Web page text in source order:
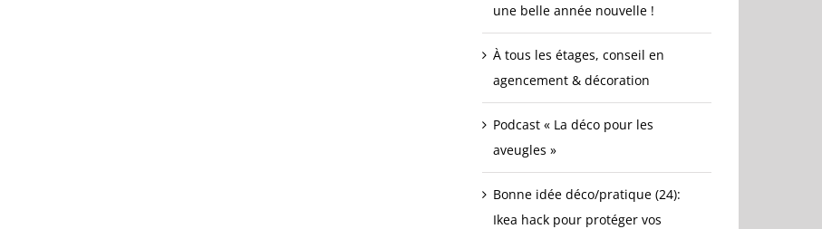
une belle année nouvelle !
À tous les étages, conseil en
agencement & décoration
Podcast « La déco pour les
aveugles »
Bonne idée déco/pratique (24):
Ikea hack pour protéger vos